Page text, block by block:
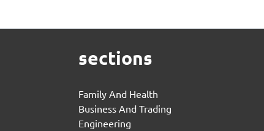
sections
Family And Health
Business And Trading
Engineering